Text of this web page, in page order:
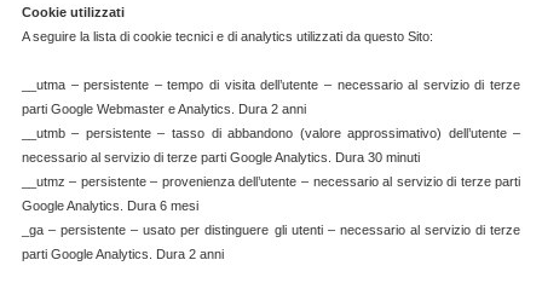
Cookie utilizzati
A seguire la lista di cookie tecnici e di analytics utilizzati da questo Sito:
__utma – persistente – tempo di visita dell’utente – necessario al servizio di terze
parti Google Webmaster e Analytics. Dura 2 anni
__utmb – persistente – tasso di abbandono (valore approssimativo) dell’utente –
necessario al servizio di terze parti Google Analytics. Dura 30 minuti
__utmz – persistente – provenienza dell’utente – necessario al servizio di terze parti
Google Analytics. Dura 6 mesi
_ga – persistente – usato per distinguere gli utenti – necessario al servizio di terze
parti Google Analytics. Dura 2 anni